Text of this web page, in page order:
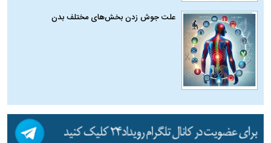
علت جوش زدن بخش‌های مختلف بدن